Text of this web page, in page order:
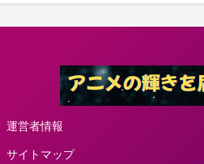
運営者情報
サイトマップ